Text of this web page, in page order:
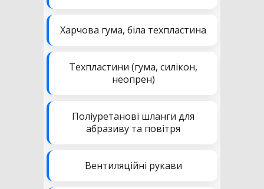
Харчова гума, біла техпластина
Техпластини (гума, силікон,
неопрен)
Поліуретанові шланги для
абразиву та повітря
Вентиляційні рукави